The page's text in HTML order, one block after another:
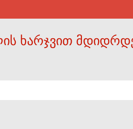
ხარჯვით